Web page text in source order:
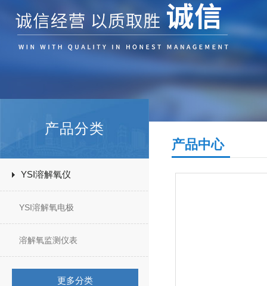
产品分类
YSI溶解氧仪
YSI溶解氧电极
溶解氧监测仪表
更多分类
产品中心